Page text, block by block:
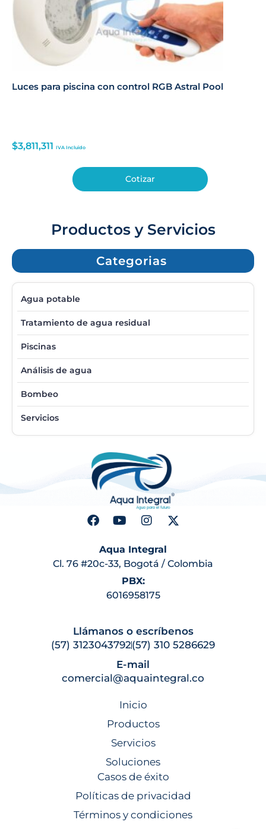
Luces para piscina con control RGB Astral Pool
$3,811,311 IVA Incluido
Cotizar
Productos y Servicios
Categorias
Agua potable
Tratamiento de agua residual
Piscinas
Análisis de agua
Bombeo
Servicios
Aqua Integral
Cl. 76 #20c-33, Bogotá / Colombia
PBX:
6016958175
Llámanos o escríbenos
(57) 3123043792(57) 310 5286629
E-mail
comercial@aquaintegral.co
Inicio
Productos
Servicios
Soluciones
Casos de éxito
Políticas de privacidad
Términos y condiciones